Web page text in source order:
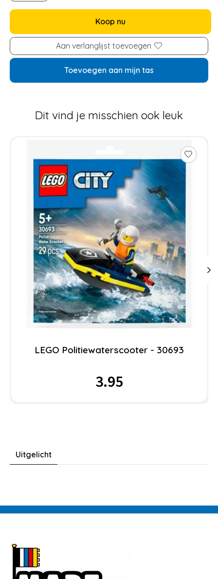
Koop nu
Aan verlanglijst toevoegen
Toevoegen aan mijn tas
Dit vind je misschien ook leuk
LEGO Politiewaterscooter - 30693
3.95
Uitgelicht